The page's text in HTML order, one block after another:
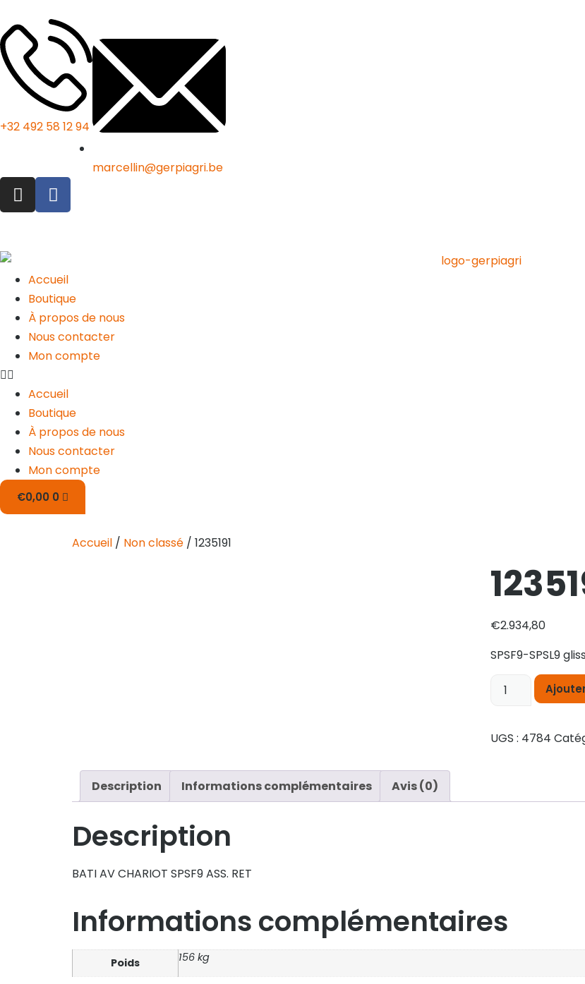
+32 492 58 12 94
marcellin@gerpiagri.be
Accueil
Boutique
À propos de nous
Nous contacter
Mon compte
Accueil
Boutique
À propos de nous
Nous contacter
Mon compte
€0,00 0
Accueil / Non classé / 1235191
€2.934,80
SPSF9-SPSL9
UGS : 4784
Description Informations complémentaires Avis (0)
Description
BATI AV CHARIOT SPSF9 ASS. RET
Informations complémentaires
Poids 156 kg